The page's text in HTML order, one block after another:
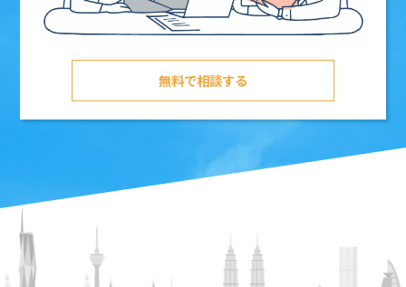
無料で相談する